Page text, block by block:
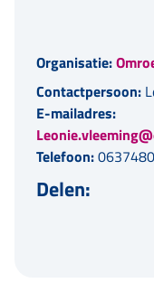
Organisatie:
Contactpersoon:
E-mailadres:
Telefoon:
Delen: